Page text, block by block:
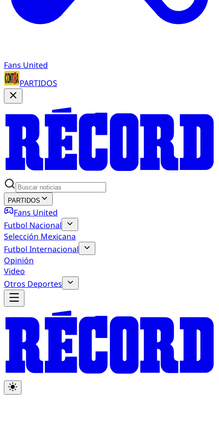
Fans United
PARTIDOS
PARTIDOS
Fans United
Futbol Nacional
Selección Mexicana
Futbol Internacional
Opinión
Video
Otros Deportes